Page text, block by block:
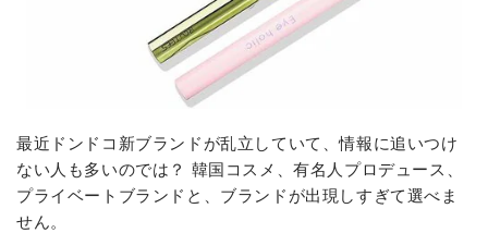
最近ドンドコ新ブランドが乱立していて、情報に追いつけ
ない人も多いのでは？ 韓国コスメ、有名人プロデュース、
プライベートブランドと、ブランドが出現しすぎて選べま
せん。